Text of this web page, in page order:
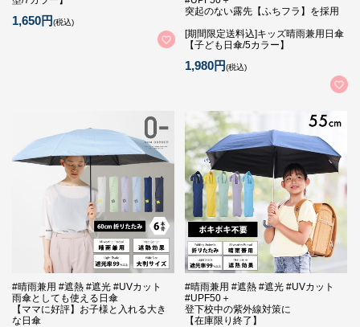
1,650円(税込)
突起のない露先【ふちフラ】を採用
[期間限定送料込]キッズ晴雨兼用日傘
【子ども日傘/5カラー】
1,980円(税込)
#晴雨兼用 #遮熱 #遮光 #UVカット
雨傘としても使える日傘
【ママに好評】お子様と入れる大き
な日傘
#晴雨兼用 #遮熱 #遮光 #UVカット
#UPF50＋
登下校中の紫外線対策に
【在庫限り終了】